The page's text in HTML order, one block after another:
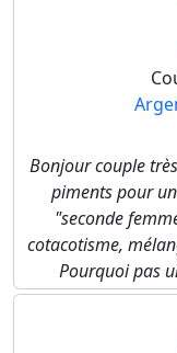
Bonjour couple
piments pour
"seconde
cotacotisme,
Pourquoi pas